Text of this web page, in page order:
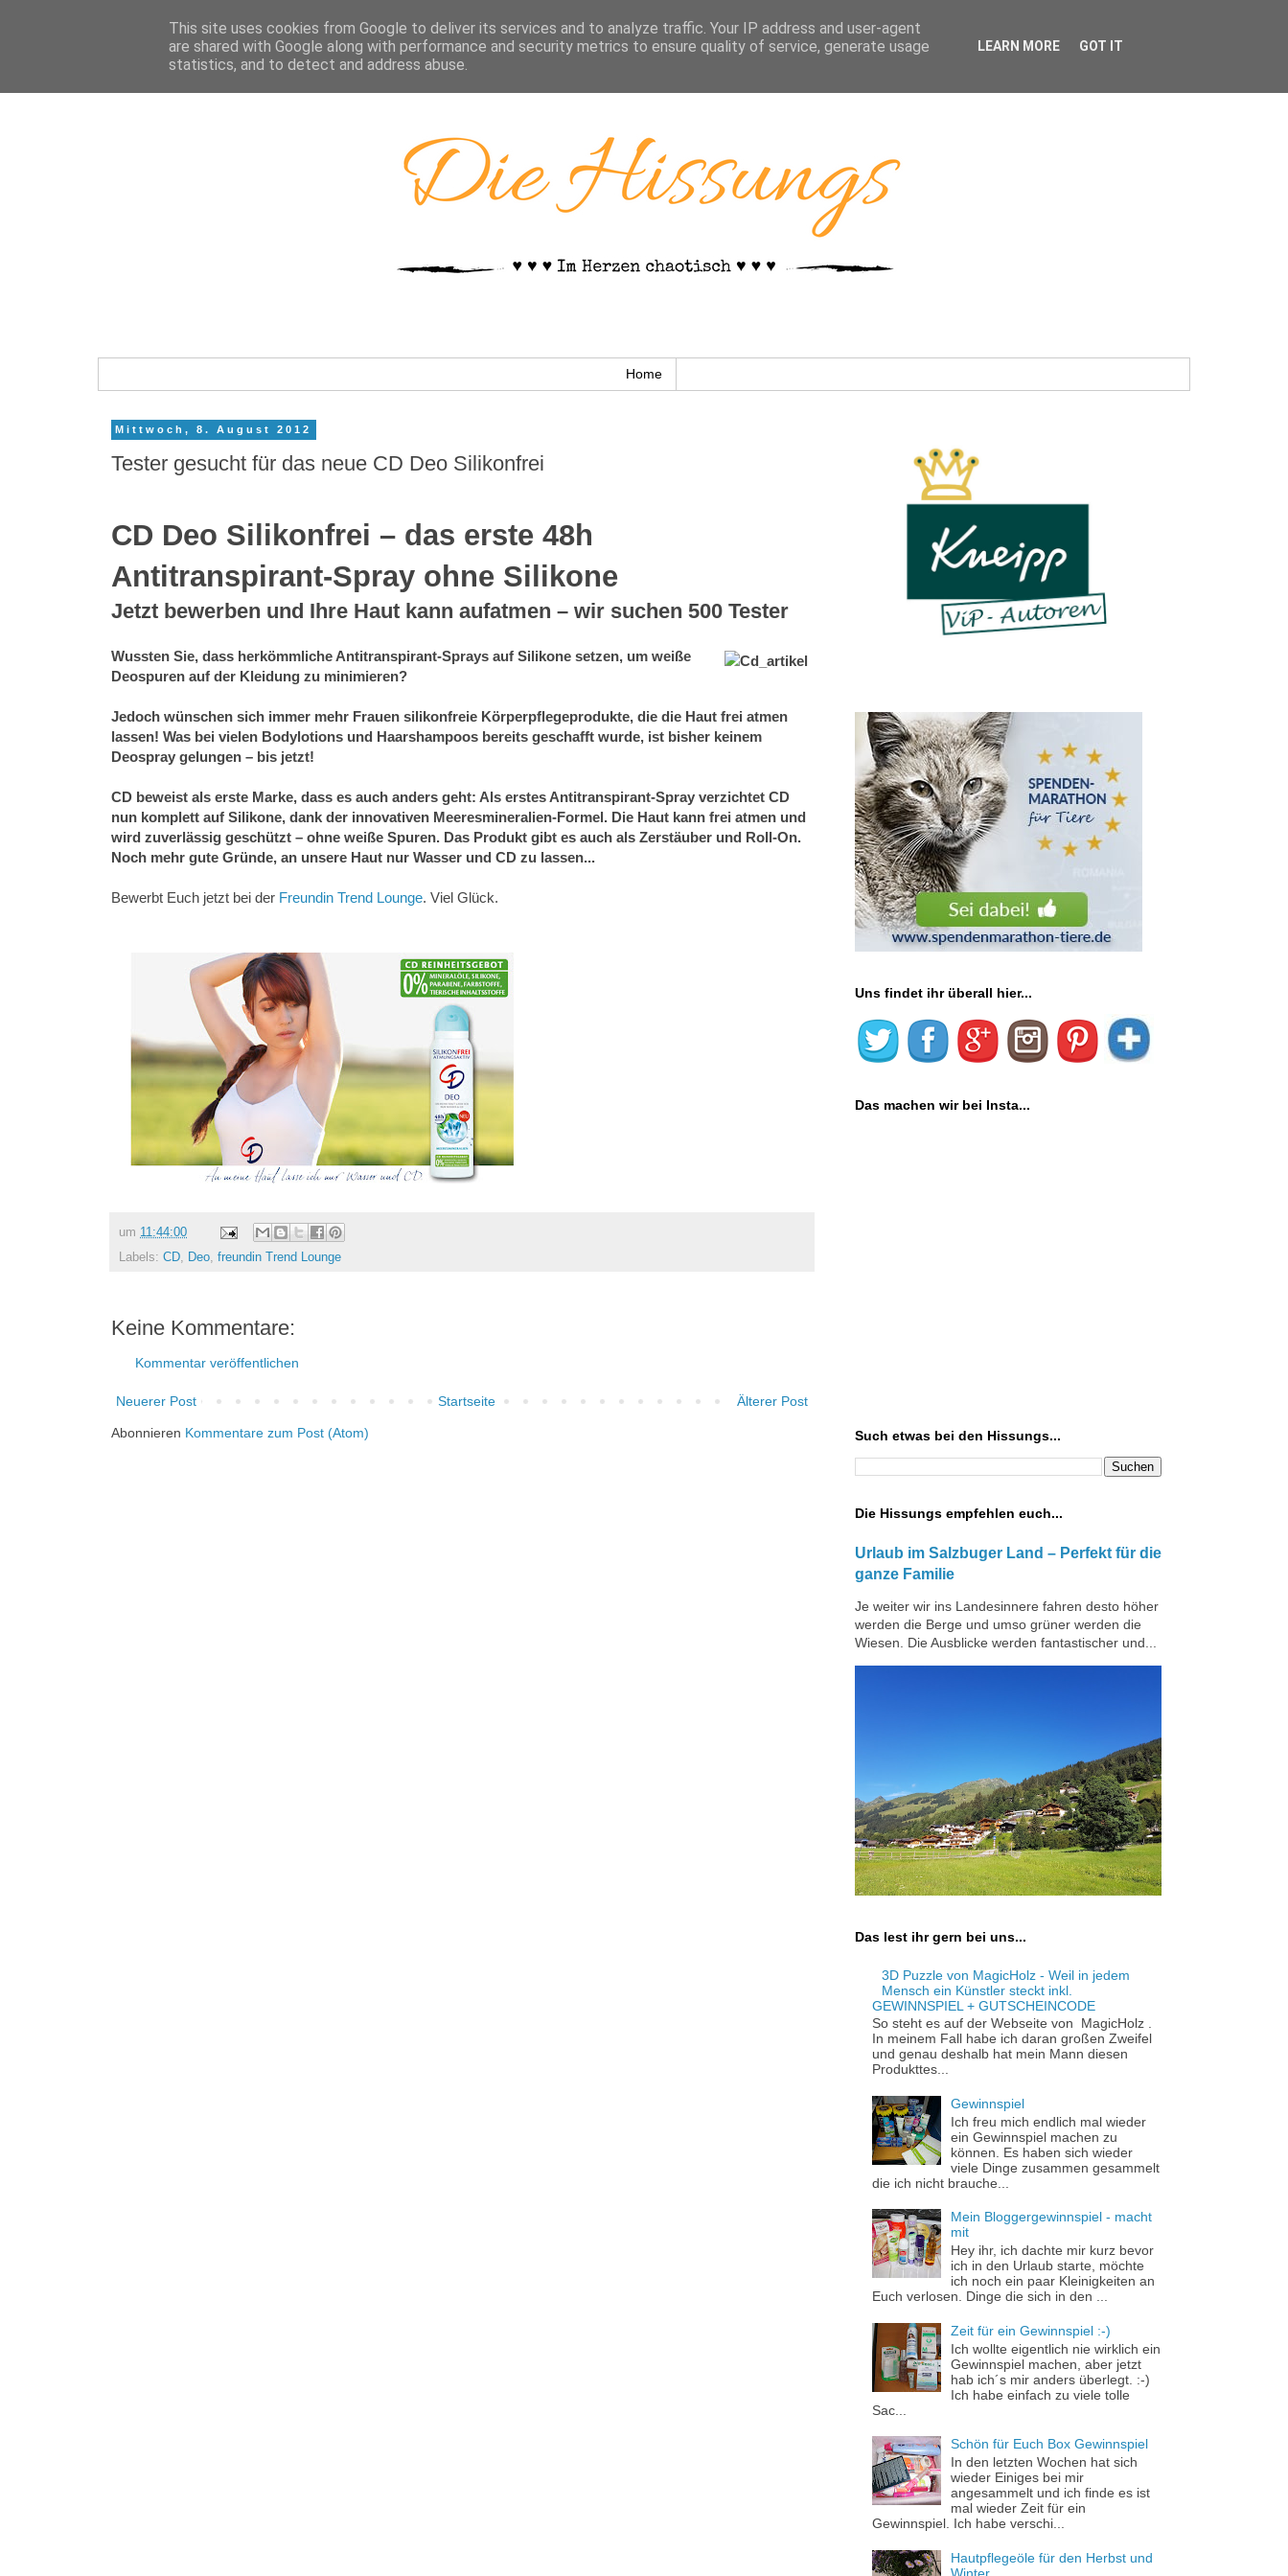
Home
Mittwoch, 8. August 2012
Tester gesucht für das neue CD Deo Silikonfrei
CD Deo Silikonfrei – das erste 48h
Antitranspirant-Spray ohne Silikone
Jetzt bewerben und Ihre Haut kann aufatmen – wir suchen 500 Tester
Wussten Sie, dass herkömmliche Antitranspirant-Sprays auf Silikone setzen, um weiße
Deospuren auf der Kleidung zu minimieren?
Jedoch wünschen sich immer mehr Frauen silikonfreie Körperpflegeprodukte, die die Haut frei atmen
lassen! Was bei vielen Bodylotions und Haarshampoos bereits geschafft wurde, ist bisher keinem
Deospray gelungen – bis jetzt!
CD beweist als erste Marke, dass es auch anders geht: Als erstes Antitranspirant-Spray verzichtet CD
nun komplett auf Silikone, dank der innovativen Meeresmineralien-Formel. Die Haut kann frei atmen und
wird zuverlässig geschützt – ohne weiße Spuren. Das Produkt gibt es auch als Zerstäuber und Roll-On.
Noch mehr gute Gründe, an unsere Haut nur Wasser und CD zu lassen...
Bewerbt Euch jetzt bei der Freundin Trend Lounge. Viel Glück.
um 11:44:00
Labels: CD, Deo, freundin Trend Lounge
Keine Kommentare:
Kommentar veröffentlichen
Neuerer Post Älterer Post
Startseite
Abonnieren Kommentare zum Post (Atom)
Uns findet ihr überall hier...
Das machen wir bei Insta...
Such etwas bei den Hissungs...
Die Hissungs empfehlen euch...
Urlaub im Salzbuger Land – Perfekt für die
ganze Familie
Je weiter wir ins Landesinnere fahren desto höher
werden die Berge und umso grüner werden die
Wiesen. Die Ausblicke werden fantastischer und...
Das lest ihr gern bei uns...
3D Puzzle von MagicHolz - Weil in jedem
Mensch ein Künstler steckt inkl.
GEWINNSPIEL + GUTSCHEINCODE
So steht es auf der Webseite von MagicHolz .
In meinem Fall habe ich daran großen Zweifel
und genau deshalb hat mein Mann diesen
Produkttes...
Gewinnspiel
Ich freu mich endlich mal wieder
ein Gewinnspiel machen zu
können. Es haben sich wieder
viele Dinge zusammen gesammelt
die ich nicht brauche...
Mein Bloggergewinnspiel - macht
mit
Hey ihr, ich dachte mir kurz bevor
ich in den Urlaub starte, möchte
ich noch ein paar Kleinigkeiten an
Euch verlosen. Dinge die sich in den ...
Zeit für ein Gewinnspiel :-)
Ich wollte eigentlich nie wirklich ein
Gewinnspiel machen, aber jetzt
hab ich´s mir anders überlegt. :-)
Ich habe einfach zu viele tolle
Sac...
Schön für Euch Box Gewinnspiel
In den letzten Wochen hat sich
wieder Einiges bei mir
angesammelt und ich finde es ist
mal wieder Zeit für ein
Gewinnspiel. Ich habe verschi...
Hautpflegeöle für den Herbst und
Winter
This site uses cookies from Google to deliver its services and to analyze traffic. Your IP address and user-agent
are shared with Google along with performance and security metrics to ensure quality of service, generate usage
statistics, and to detect and address abuse.
LEARN MORE GOT IT